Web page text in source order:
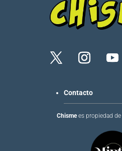
Contacto
Chismees propiedad de